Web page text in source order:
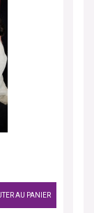
AU PANIER